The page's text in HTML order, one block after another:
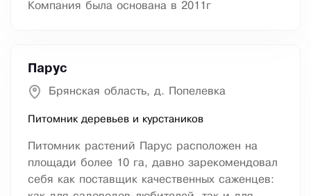
Компания была основана в 2011г
Парус
Брянская область, д. Попелевка
Питомник деревьев и курстаников
Питомник растений Парус расположен на
площади более 10 га, давно зарекомендовал
себя как поставщик качественных саженцев: